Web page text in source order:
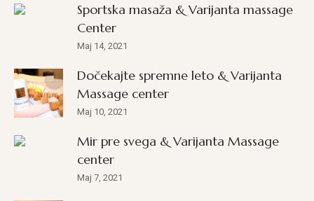
Sportska masaža & Varijanta massage
Center
Maj 14, 2021
Dočekajte spremne leto & Varijanta
Massage center
Maj 10, 2021
Mir pre svega & Varijanta Massage
center
Maj 7, 2021